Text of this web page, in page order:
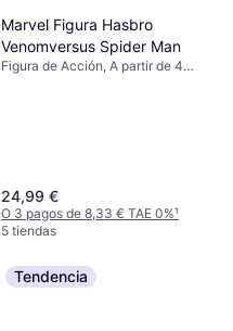
Marvel Figura Hasbro
Venomversus Spider Man
Figura de Acción, A partir de 4
24,99 €
O 3 pagos de 8,33 € TAE 0%¹
5 tiendas
Tendencia